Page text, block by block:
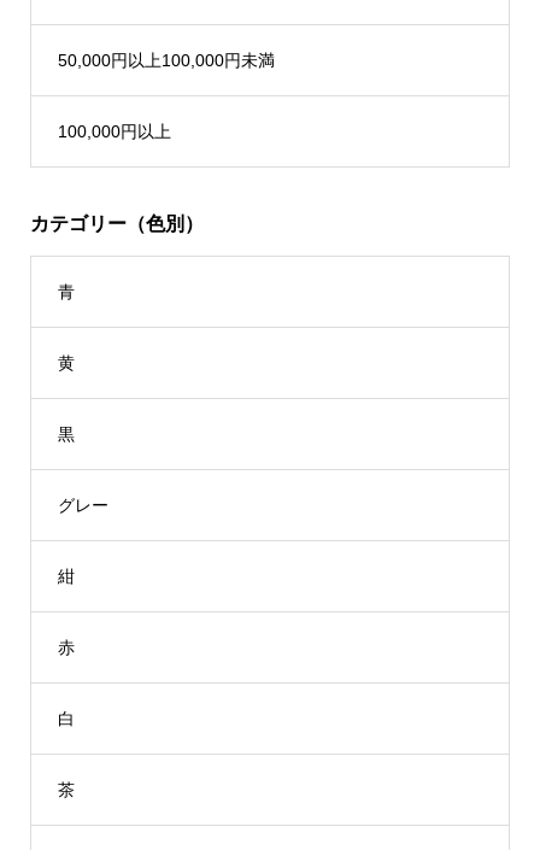
50,000円以上100,000円未満
100,000円以上
カテゴリー（色別）
青
黄
黒
グレー
紺
赤
白
茶